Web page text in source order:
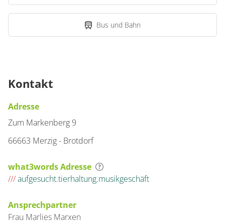
Bus und Bahn
Kontakt
Adresse
Zum Markenberg 9
66663 Merzig - Brotdorf
what3words Adresse
///aufgesucht.tierhaltung.musikgeschäft
Ansprechpartner
Frau Marlies Marxen